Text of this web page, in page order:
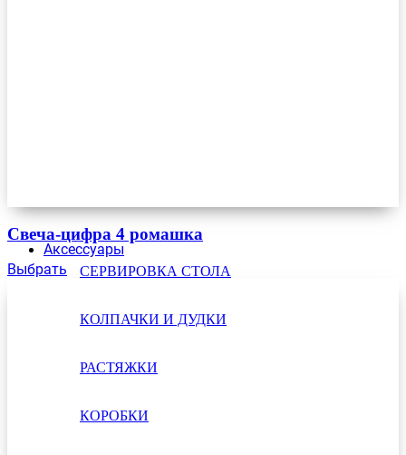
Аксессуары
СЕРВИРОВКА СТОЛА
КОЛПАЧКИ И ДУДКИ
РАСТЯЖКИ
КОРОБКИ
Свеча-цифра 4 ромашка
Выбрать